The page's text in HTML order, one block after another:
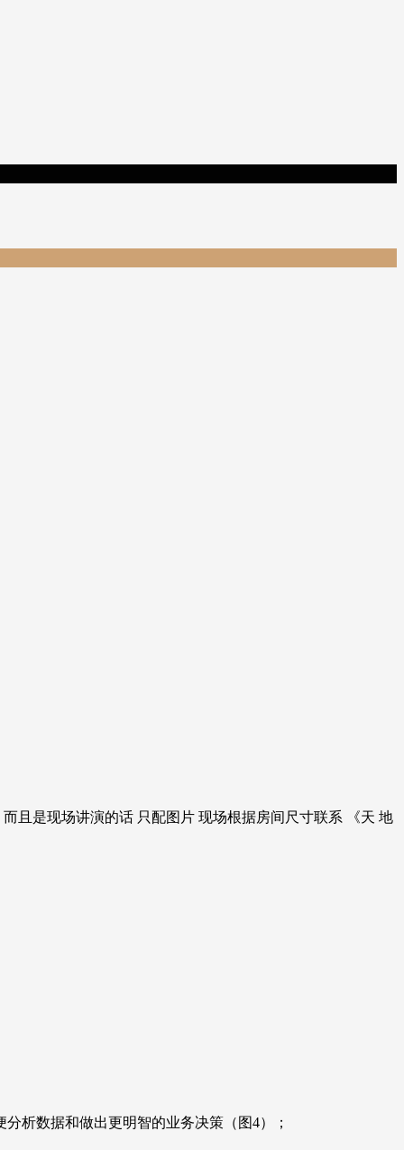
且是现场讲演的话 只配图片 现场根据房间尺寸联系 《天 地
析数据和做出更明智的业务决策（图4）；